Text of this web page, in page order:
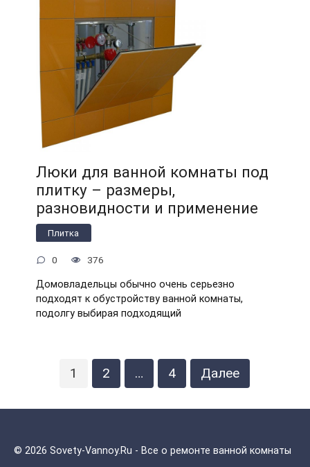
Люки для ванной комнаты под
плитку – размеры,
разновидности и применение
Плитка
0 376
Домовладельцы обычно очень серьезно
подходят к обустройству ванной комнаты,
подолгу выбирая подходящий
1 2 … 4 Далее
© 2026 Sovety-Vannoy.Ru - Все о ремонте ванной комнаты